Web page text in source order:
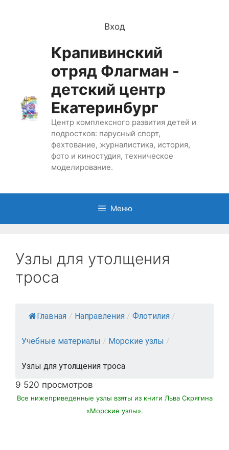
Вход
Крапивинский
отряд Флагман -
детский центр
Екатеринбург
Центр комплексного развития детей и
подростков: парусный спорт,
фехтование, журналистика, история,
фото и киностудия, техническое
моделирование.
Меню
Узлы для утолщения
троса
Главная / Направления / Флотилия /
Учебные материалы / Морские узлы /
Узлы для утолщения троса
9 520 просмотров
Все нижеприведенные узлы взяты из книги Льва Скрягина
«Морские узлы».